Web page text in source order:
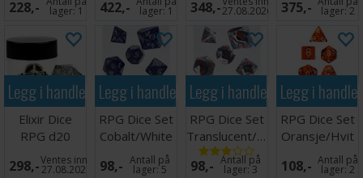
Ruins
228,- lager:1
Master
422,- lager:1
Box
348,-27.08.2026 375,- lager:2
Legg i handlekurven
Elixir Dice
RPG d20
Liquid Core
298,-Ventes inn
27.08.2026
Legg i handlekurven
RPG Dice Set
Cobalt/White
98,- Antall på
lager:5
Legg i handlekurven
RPG Dice Set
Translucent/Red/Blue
98,- Antall på
lager:3
Legg i
RPG Dice Set
Oransje/Hvit
- 7 stk
108,- Antall på
lager:2